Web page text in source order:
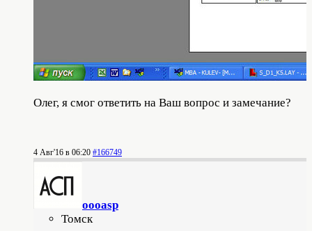
Олег, я смог ответить на Ваш вопрос и замечание?
4 Авг'16 в 06:20 #166749
oooasp
Томск